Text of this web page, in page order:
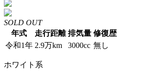
SOLD OUT
年式
走行距離 排気量 修復歴
令和1年 2.9万km 3000cc 無し
ホワイト系